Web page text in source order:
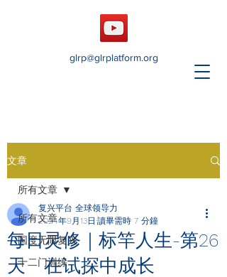
glrp@glrplatform.org
文章
所有文章
国度无限复兴
十二门训练
所有文章
每日灵修｜标竿人生-第26
天 在试探中成长
复兴平台 全球领导力
2024年9月13日 讀畢需時 7 分鐘